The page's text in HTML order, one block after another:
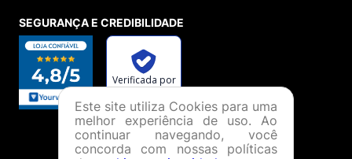
SEGURANÇA E CREDIBILIDADE
Este site utiliza Cookies para uma
melhor experiência de uso. Ao
continuar navegando, você
concorda com nossas políticas